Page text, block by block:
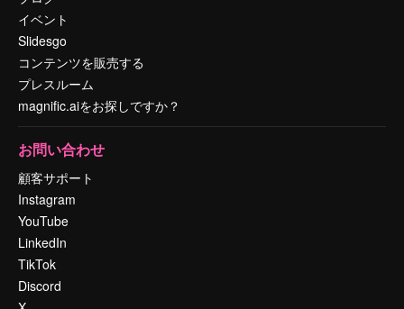
イベント
Slidesgo
コンテンツを販売する
プレスルーム
magnific.aiをお探しですか？
お問い合わせ
顧客サポート
Instagram
YouTube
LinkedIn
TikTok
Discord